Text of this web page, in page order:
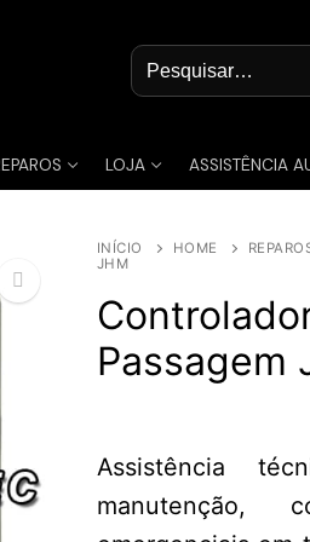
Pesquisar
por:
LOJA ASSISTÊNCIA
INÍCIO HOME
JHM
Passagem
Assistência
manutenção,